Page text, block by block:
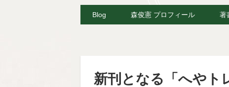
Blog 森俊憲 プロフィール 著
新刊となる「へやト